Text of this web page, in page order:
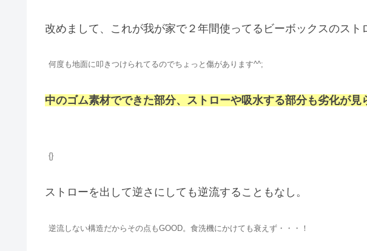
改めまして、これが我が家で２年間使ってるビーボックスのスト
何度も地面に叩きつけられてるのでちょっと傷があります^^;
中のゴム素材でできた部分、ストローや吸水する部分も劣化が見
{}
ストローを出して逆さにしても逆流することもなし。
逆流しない構造だからその点もGOOD。食洗機にかけても衰えず・・・！